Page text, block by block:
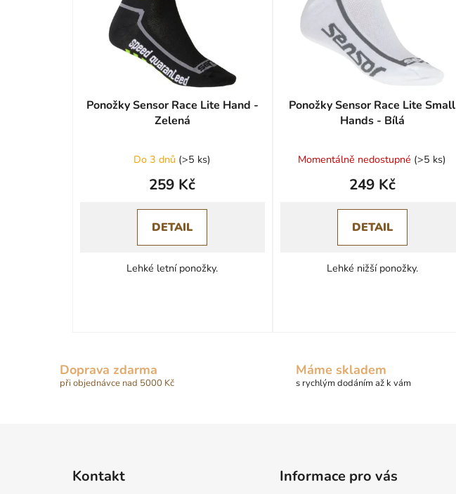
Ponožky Sensor Race Lite Hand -
Zelená
hodnocení
produktu
0,0
z
5
Do 3 dnů (>5 ks)
259 Kč
DETAIL
Lehké letní ponožky.
Ponožky Sensor Race Lite Small
Hands - Bílá
Momentálně nedostupné (>5 ks)
249 Kč
DETAIL
Lehké nižší ponožky.
Doprava zdarma
při objednávce nad 5000 Kč
Máme skladem
s rychlým dodáním až k vám
Kontakt Informace pro vás